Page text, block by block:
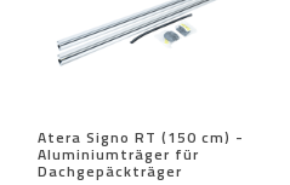
Atera Signo RT (150 cm) -
Aluminiumträger für
Dachgepäckträger